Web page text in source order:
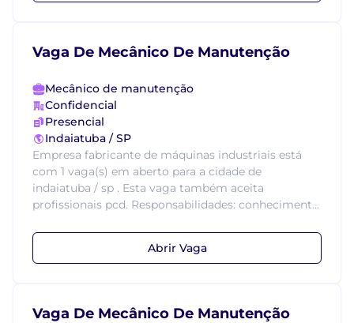
Vaga De Mecânico De Manutenção
Mecânico de manutenção
Confidencial
Presencial
Indaiatuba / SP
Empresa fabricante de máquinas industriais está
com 1 vaga(s) em aberto para a cidade de
indaiatuba / sp . Esta vaga também aceita
profissionais pcd. Responsabilidades: conheciment...
Abrir Vaga
Vaga De Mecânico De Manutenção